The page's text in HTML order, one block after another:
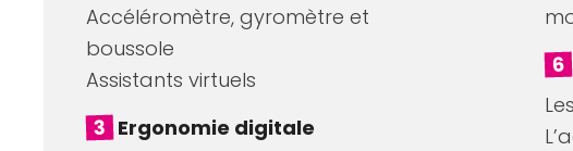
Accéléromètre, gyromètre et
boussole
Assistants virtuels
3 Ergonomie digitale
6